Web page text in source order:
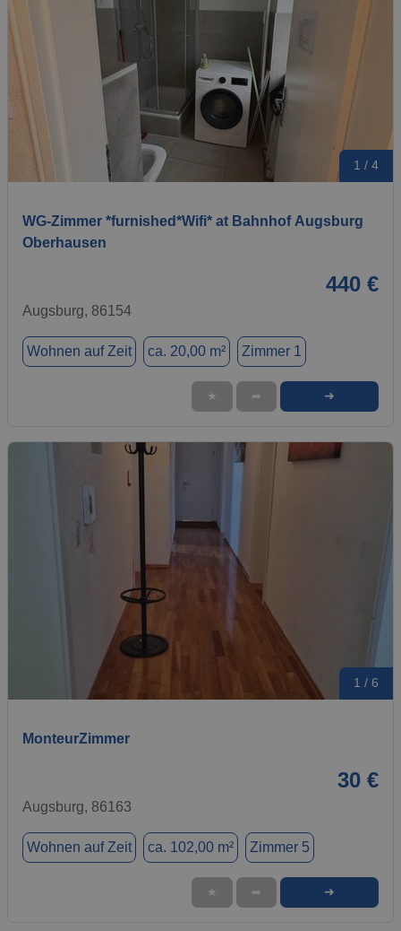
1 / 4
WG-Zimmer *furnished*Wifi* at Bahnhof Augsburg
Oberhausen
440 €
Augsburg, 86154
Wohnen auf Zeit ca. 20,00 m² Zimmer 1
★ ➦ ➜
1 / 6
MonteurZimmer
30 €
Augsburg, 86163
Wohnen auf Zeit ca. 102,00 m² Zimmer 5
★ ➦ ➜